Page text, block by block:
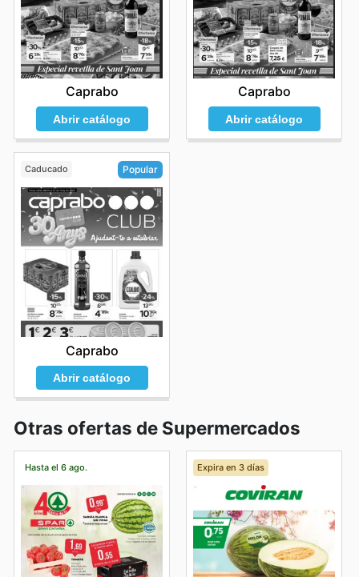
Caprabo
Abrir catálogo
Caprabo
Abrir catálogo
Caducado Popular
Caprabo
Abrir catálogo
Otras ofertas de Supermercados
Hasta el 6 ago. Expira en 3 días